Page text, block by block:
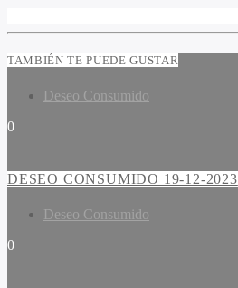
TAMBIÉN TE PUEDE GUSTAR
Deseo Consumido
0
DESEO CONSUMIDO 19-12-2023
Deseo Consumido
0